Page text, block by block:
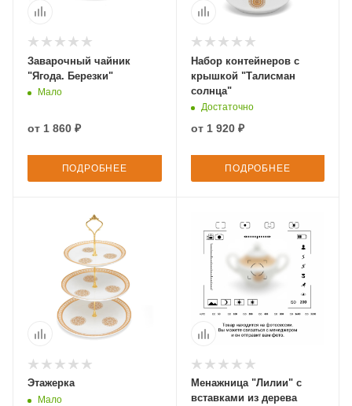
Заварочный чайник
"Ягода. Березки"
Мало
от 1 860 ₽
ПОДРОБНЕЕ
Набор контейнеров с
крышкой "Талисман
солнца"
Достаточно
от 1 920 ₽
ПОДРОБНЕЕ
Этажерка
Мало
Менажница "Лилии" с
вставками из дерева